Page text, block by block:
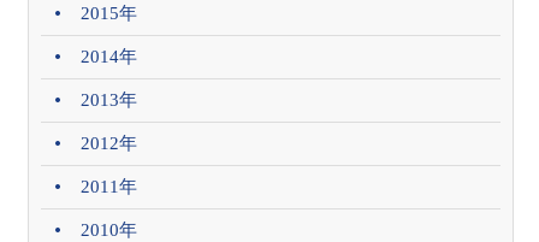
2015年
2014年
2013年
2012年
2011年
2010年